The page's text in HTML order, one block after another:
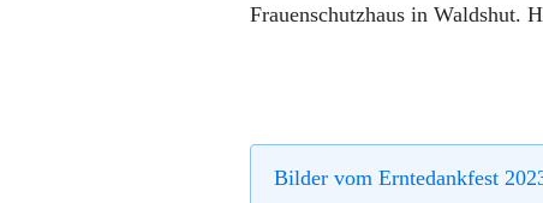
Frauenschutzhaus in Waldshut.
Bilder vom Erntedankfest